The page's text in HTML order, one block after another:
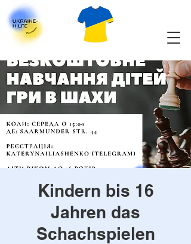
Kindern bis 16
Jahren das
Schachspielen